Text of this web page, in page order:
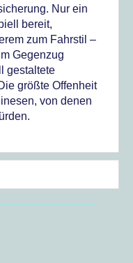
Nur ein
bereit,
zum Fahrstil –
Gegenzug
gestaltete
größte Offenheit
von denen